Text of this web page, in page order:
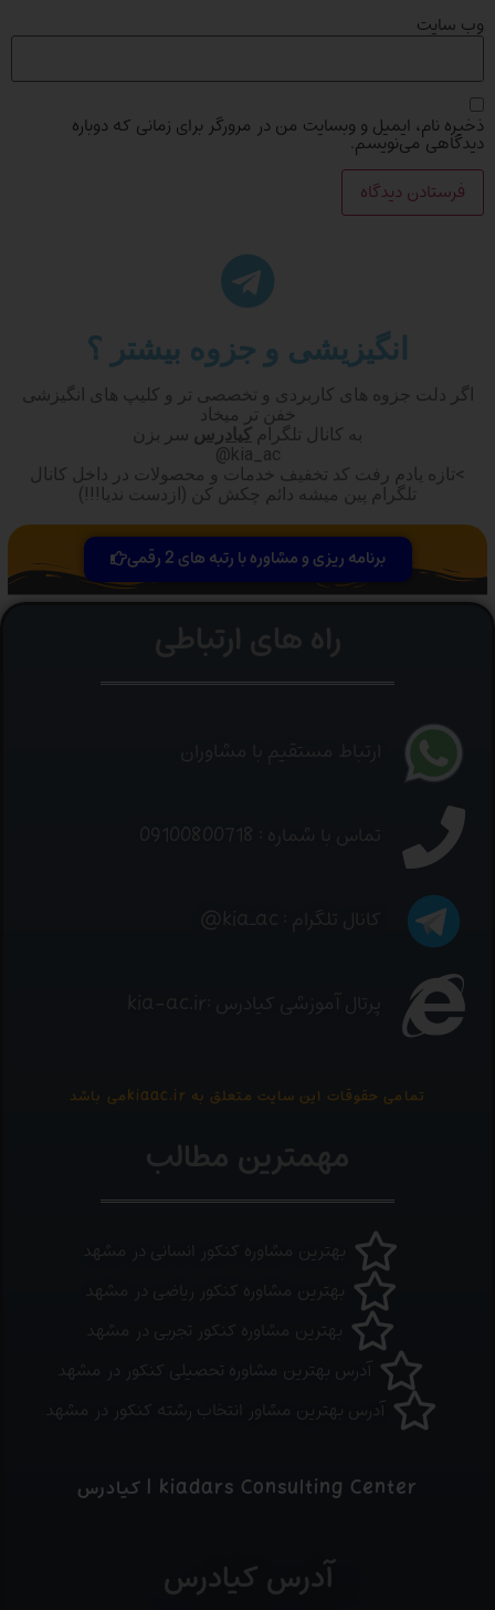
وب‌ سایت
ذخیره نام، ایمیل و وبسایت من در مرورگر برای زمانی که دوباره
دیدگاهی می‌نویسم.
انگیزیشی و جزوه بیشتر ؟
اگر دلت جزوه های کاربردی و تخصصی تر و کلیپ های انگیزشی
خفن تر میخاد
به کانال تلگرام کیادرس سر بزن
kia_ac@
>تازه یادم رفت کد تخفیف خدمات و محصولات در داخل کانال
تلگرام پین میشه دائم چکش کن (ازدست ندیا!!!)
برنامه ریزی و مشاوره با رتبه های 2 رقمی
ارتباط مستقیم با مشاوران
تماس با شماره : 09100800718
کانال تلگرام : kia_ac@
پرتال آموزشی کیادرس :kia-ac.ir
تمامی حقوقات این سایت متعلق به kiaac.irمی باشد
مهمترین مطالب
بهترین مشاوره کنکور انسانی در مشهد
بهترین مشاوره کنکور ریاضی در مشهد
بهترین مشاوره کنکور تجربی در مشهد
آدرس بهترین مشاوره تحصیلی کنکور در مشهد
آدرس بهترین مشاور انتخاب رشته کنکور در مشهد
kiadars Consulting Center | کیادرس
آدرس کیادرس